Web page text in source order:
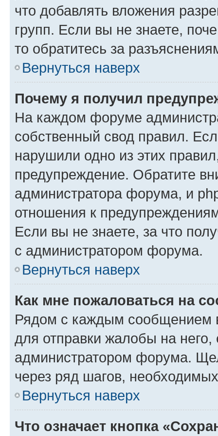
что добавлять вложения
групп. Если вы не знаете,
то обратитесь за
Вернуться наверх
Почему я получил
На каждом форуме
собственный свод правил.
нарушили одно из этих
предупреждение. Обратите
администратора форума, и
отношения к
Если вы не знаете, за что
с администратором форума.
Вернуться наверх
Как мне пожаловаться на
Рядом с каждым сообщением
для отправки жалобы на
администратором форума.
через ряд шагов,
Вернуться наверх
Что означает кнопка